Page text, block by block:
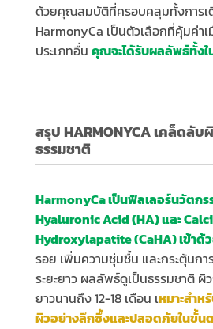
ด้วยคุณสมบัติที่ครอบคลุมทั้งการเ
HarmonyCa เป็นตัวเลือกที่คุ้มค่า
ประเภทอื่น คุณจะได้รับผลลัพธ์ทั้งใ
สรุป HARMONYCA เคล็ดลับ
ธรรมชาติ
HarmonyCa เป็นฟิลเลอร์นวัตกร
Hyaluronic Acid (HA) และ
Hydroxylapatite (CaHA) เข้าด้
รอย เพิ่มความชุ่มชื้น และกระตุ้นกา
ระยะยาว ผลลัพธ์ดูเป็นธรรมชาติ ผิ
ยาวนานถึง 12-18 เดือน เหมาะสำ
ผิวอย่างลึกซึ้งและปลอดภัยในขั้น